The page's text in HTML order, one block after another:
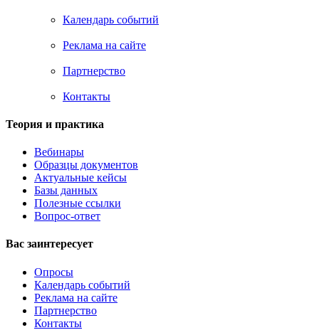
Календарь событий
Реклама на сайте
Партнерство
Контакты
Теория и практика
Вебинары
Образцы документов
Актуальные кейсы
Базы данных
Полезные ссылки
Вопрос-ответ
Вас заинтересует
Опросы
Календарь событий
Реклама на сайте
Партнерство
Контакты